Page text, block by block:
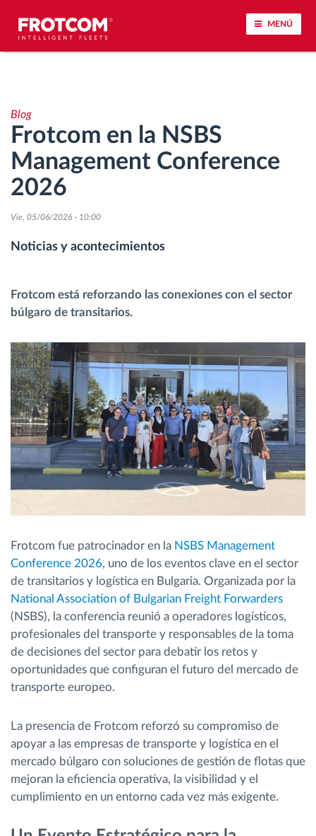
MENÚ
Análisis de la conducta en la conducción
Seguimiento del tiempo de conducción
Gestión de plantilla
Gestión de combustible
Planificación y seguimiento de rutas
Identificación automática del conductor
Descubrir todas las características
Calculadora de ahorro
Blog
Frotcom en la NSBS
Management Conference
2026
Vie, 05/06/2026 - 10:00
Noticias y acontecimientos
Frotcom está reforzando las conexiones con el sector
búlgaro de transitarios.
Frotcom fue patrocinador en la NSBS Management
Conference 2026, uno de los eventos clave en el sector
de transitarios y logística en Bulgaria. Organizada por la
National Association of Bulgarian Freight Forwarders
(NSBS), la conferencia reunió a operadores logísticos,
profesionales del transporte y responsables de la toma
de decisiones del sector para debatir los retos y
oportunidades que configuran el futuro del mercado de
transporte europeo.
La presencia de Frotcom reforzó su compromiso de
apoyar a las empresas de transporte y logística en el
mercado búlgaro con soluciones de gestión de flotas que
mejoran la eficiencia operativa, la visibilidad y el
cumplimiento en un entorno cada vez más exigente.